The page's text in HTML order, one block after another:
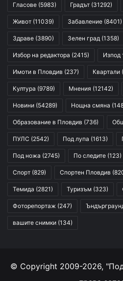
Гласове (5983) Градът (31292)
Живот (11039) Забавление (8401)
Здраве (3890) Зелен град (1358)
Избор на редактора (2415) Изпод
Имоти в Пловдив (237) Квартали
Култура (9789) Мнения (12142)
Новини (54289) Нощна смяна
Образование в Пловдив (736)
ПУЛС (2542) Под лупа (1613)
Под ножа (2745) По следите (123)
Спорт (829) Спортен Пловдив
Темида (2821) Туризъм (323)
Фоторепортаж (247)
вашите снимки (134)
© Copyright 2009-2026,